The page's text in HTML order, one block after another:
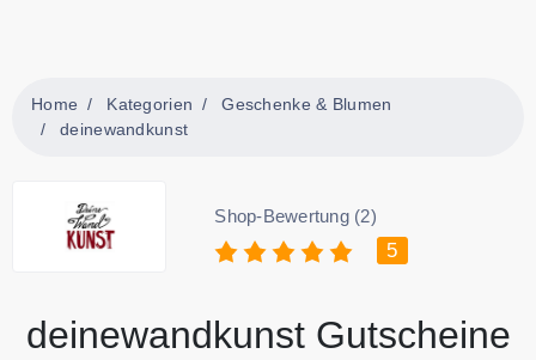
Home Kategorien
Geschenke & Blumen
deinewandkunst
Shop-Bewertung (2)
5
deinewandkunst Gutscheine